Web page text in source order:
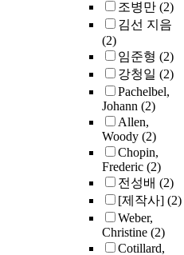
조병만 (2)
김선 지음
(2)
임준형 (2)
강청일 (2)
Pachelbel,
Johann (2)
Allen,
Woody (2)
Chopin,
Frederic (2)
전성배 (2)
[제작사] (2)
Weber,
Christine (2)
Cotillard,